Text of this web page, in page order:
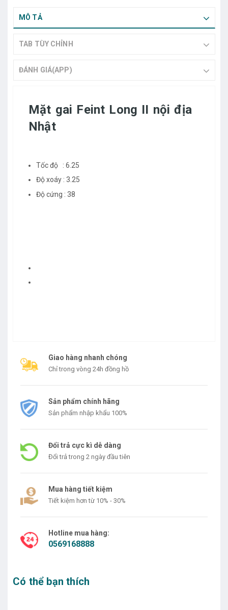
MÔ TẢ
TAB TÙY CHỈNH
ĐÁNH GIÁ(APP)
Mặt gai Feint Long II nội địa
Nhật
Tốc độ : 6.25
Độ xoáy : 3.25
Độ cứng : 38
Giao hàng nhanh chóng
Chỉ trong vòng 24h đồng hồ
Sản phẩm chính hãng
Sản phẩm nhập khẩu 100%
Đổi trả cực kì dễ dàng
Đổi trả trong 2 ngày đầu tiên
Mua hàng tiết kiệm
Tiết kiệm hơn từ 10% - 30%
Hotline mua hàng:
0569168888
Có thể bạn thích